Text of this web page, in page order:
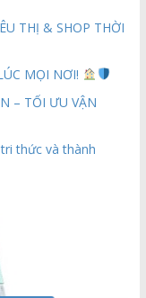
THỊ & SHOP THỜI
MỌI NƠI!
– TỐI ƯU VẬN
thức và thành